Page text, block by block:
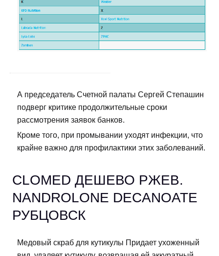
А председатель Счетной палаты Сергей Степашин
подверг критике продолжительные сроки
рассмотрения заявок банков.
Кроме того, при промывании уходят инфекции, что
крайне важно для профилактики этих заболеваний.
CLOMED ДЕШЕВО РЖЕВ.
NANDROLONE DECANOATE
РУБЦОВСК
Медовый скраб для кутикулы Придает ухоженный